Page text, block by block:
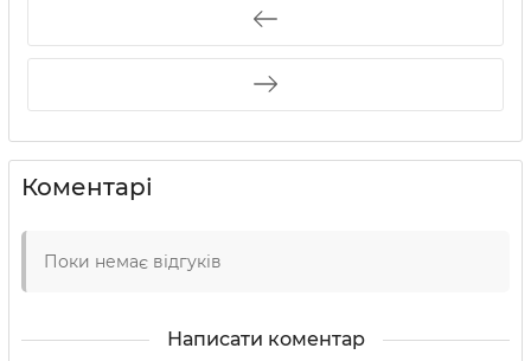
Коментарі
Поки немає відгуків
Написати коментар